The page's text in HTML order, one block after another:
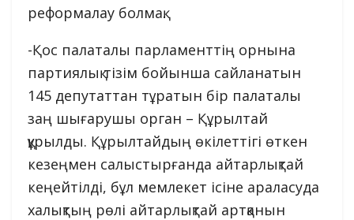
реформалау болмақ.
-Қос палаталы парламенттің орнына
партиялық тізім бойынша сайланатын
145 депутаттан тұратын бір палаталы
заң шығарушы орган – Құрылтай
құрылды. Құрылтайдың өкілеттігі өткен
кезеңмен салыстырғанда айтарлықтай
кеңейтілді, бұл мемлекет ісіне араласуда
халықтың рөлі айтарлықтай артқанын